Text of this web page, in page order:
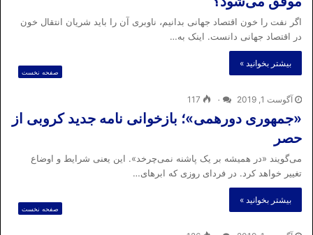
اگر نفت را خون اقتصاد جهانی بدانیم، ناوبری آن را باید شریان انتقال خون
در اقتصاد جهانی دانست. اینک به…
بیشتر بخوانید »
صفحه نخست
آگوست 1, 2019 ۰ 117
«جمهوری دورهمی»؛ بازخوانی نامه جدید کروبی از
حصر
می‌گویند «در همیشه بر یک پاشنه نمی‌چرخد». این یعنی شرایط و اوضاع
تغییر خواهد کرد. در فردای روزی که ابرهای…
بیشتر بخوانید »
صفحه نخست